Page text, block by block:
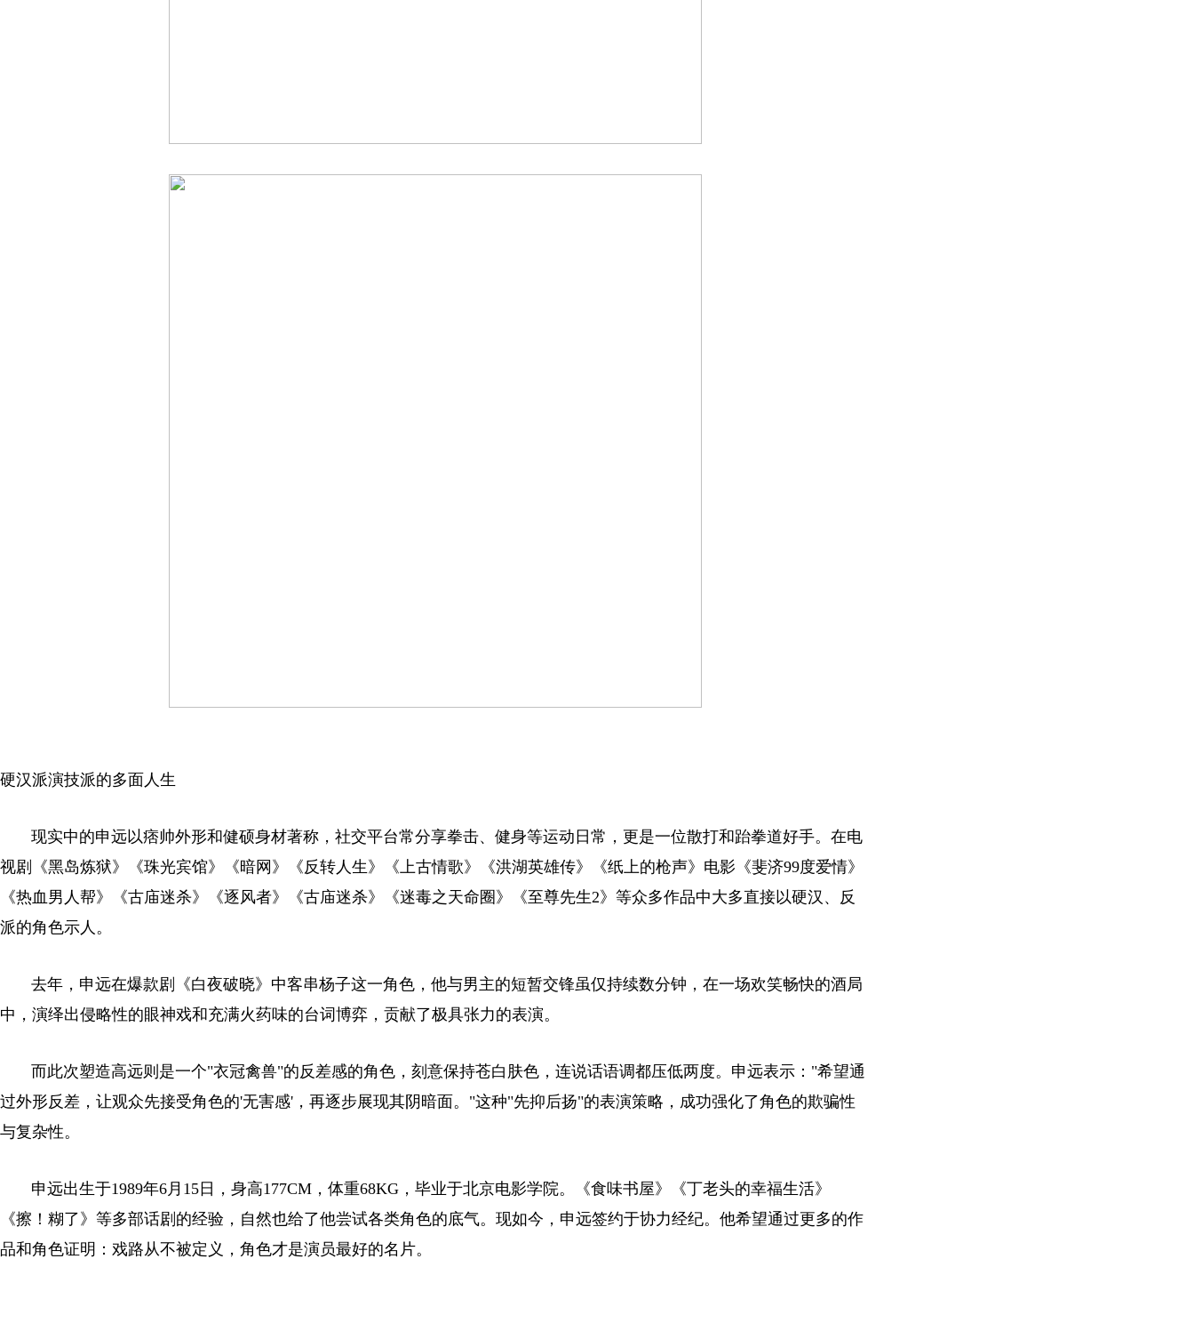
硬汉派演技派的多面人生
现实中的申远以痞帅外形和健硕身材著称，社交平台常分享拳击、健身等运动日常，更是一位散打和跆拳道好手。在电
视剧《黑岛炼狱》《珠光宾馆》《暗网》《反转人生》《上古情歌》《洪湖英雄传》《纸上的枪声》电影《斐济99度爱情》
《热血男人帮》《古庙迷杀》《逐风者》《古庙迷杀》《迷毒之天命圈》《至尊先生2》等众多作品中大多直接以硬汉、反
派的角色示人。
去年，申远在爆款剧《白夜破晓》中客串杨子这一角色，他与男主的短暂交锋虽仅持续数分钟，在一场欢笑畅快的酒局
中，演绎出侵略性的眼神戏和充满火药味的台词博弈，贡献了极具张力的表演。
而此次塑造高远则是一个"衣冠禽兽"的反差感的角色，刻意保持苍白肤色，连说话语调都压低两度。申远表示："希望通
过外形反差，让观众先接受角色的'无害感'，再逐步展现其阴暗面。"这种"先抑后扬"的表演策略，成功强化了角色的欺骗性
与复杂性。
申远出生于1989年6月15日，身高177CM，体重68KG，毕业于北京电影学院。《食味书屋》《丁老头的幸福生活》
《擦！糊了》等多部话剧的经验，自然也给了他尝试各类角色的底气。现如今，申远签约于协力经纪。他希望通过更多的作
品和角色证明：戏路从不被定义，角色才是演员最好的名片。